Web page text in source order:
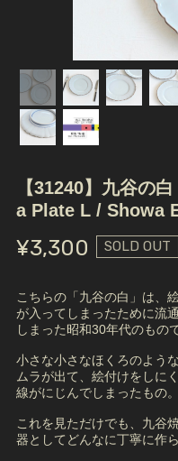
【31240】九谷の
a Plate L / Showa
¥3,300 SOLD OUT
こちらの「九谷の白」は、
が入ってしまったために流
しまった昭和30年代のもの
小さな小さなほくろのような
ムラが出て、絵付けをしに
線がにじんでしまったもの。
これを見ただけでも、九谷
器としてどんなに丁寧に作